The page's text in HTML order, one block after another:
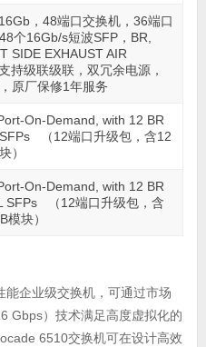
，48端口交换机，36端口
个16Gb/s短波SFP，BR,
SIDE EXHAUST AIR
持级联级联，双冗余电源，
原厂保修1年服务
On-Demand, with 12 BR
（12端口升级包，含12
）
On-Demand, with 12 BR
SFPs （12端口升级包，含
模块）
企业级交换机，可通过市场
Gbps）技术满足高度虚拟化的
6510交换机可在设计高效